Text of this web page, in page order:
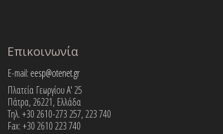
Επικοινωνία
E-mail: eesp@otenet.gr
Πλατεία Γεωργίου Α' 25
Πάτρα, 26221, Ελλάδα
Τηλ. +30 2610-273 257, 223 740
Fax: +30 2610 223 740